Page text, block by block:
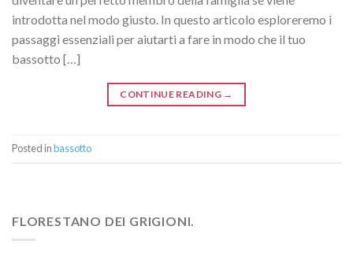
introdotta nel modo giusto. In questo articolo esploreremo i
passaggi essenziali per aiutarti a fare in modo che il tuo
bassotto […]
CONTINUE READING →
Posted inbassotto
FLORESTANO DEI GRIGIONI.